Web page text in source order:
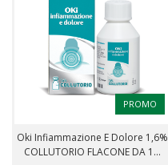
PROMO
Oki Infiammazione E Dolore 1,6%
COLLUTORIO FLACONE DA 1...